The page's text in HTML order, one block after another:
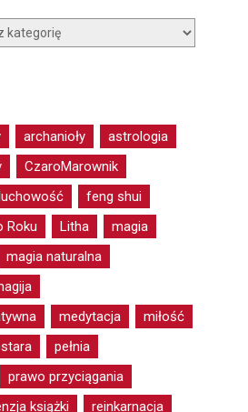
archanioły
astrologia
CzaroMarownik
feng shui
Roku Litha
magia
magia naturalna
medytacja
miłość
pełnia
prawo przyciągania
książki reinkarnacja